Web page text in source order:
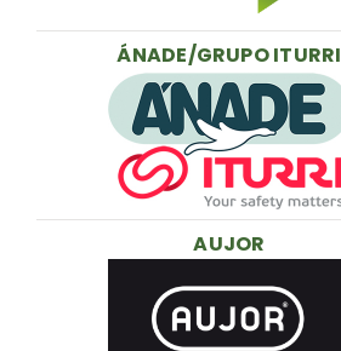
ÁNADE/GRUPO ITURRI
AUJOR